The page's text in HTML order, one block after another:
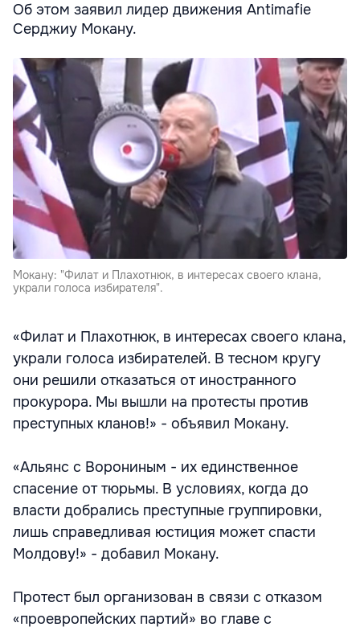
Об этом заявил лидер движения Antimafie
Серджиу Мокану.
Мокану: "Филат и Плахотнюк, в интересах своего клана,
украли голоса избирателя".
«Филат и Плахотнюк, в интересах своего клана,
украли голоса избирателей. В тесном кругу
они решили отказаться от иностранного
прокурора. Мы вышли на протесты против
преступных кланов!» - объявил Мокану.
«Альянс с Ворониным - их единственное
спасение от тюрьмы. В условиях, когда до
власти добрались преступные группировки,
лишь справедливая юстиция может спасти
Молдову!» - добавил Мокану.
Протест был организован в связи с отказом
«проевропейских партий» во главе с